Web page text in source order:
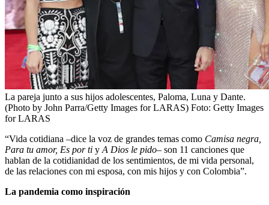
La pareja junto a sus hijos adolescentes, Paloma, Luna y Dante.
(Photo by John Parra/Getty Images for LARAS) Foto: Getty Images
for LARAS
“Vida cotidiana –dice la voz de grandes temas como Camisa negra,
Para tu amor, Es por ti y A Dios le pido– son 11 canciones que
hablan de la cotidianidad de los sentimientos, de mi vida personal,
de las relaciones con mi esposa, con mis hijos y con Colombia”.
La pandemia como inspiración